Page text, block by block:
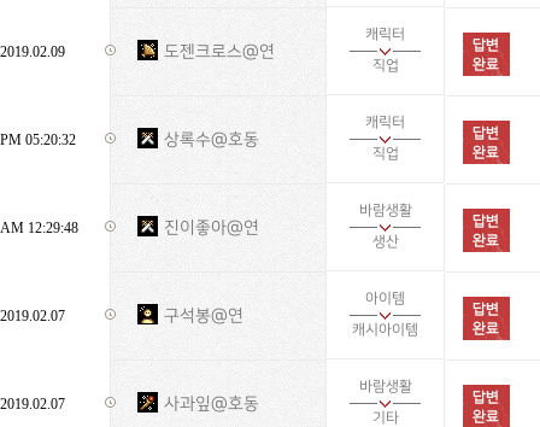
2019.02.09 도젠크로스@연
캐릭터
직업
PM 05:20:32 상록수@호동
캐릭터
직업
AM 12:29:48 진이좋아@연
바람생활
생산
2019.02.07 구석봉@연
아이템
캐시아이템
2019.02.07 사과잎@호동
바람생활
기타